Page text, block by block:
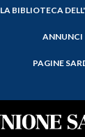
LA BIBLIOTECA
ANNUNCI
PAGINE